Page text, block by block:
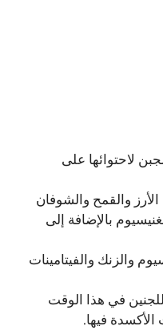
لاحتوائها على
والقمح والشوفان
بالإضافة إلى
والزنك والفيتامينات
في هذا الوقت
فيها.